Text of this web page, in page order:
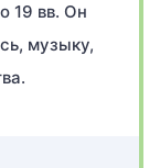
19 вв. Он
музыку,